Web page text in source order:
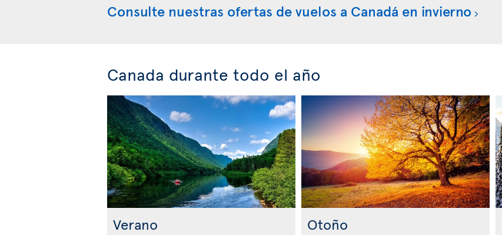
Consulte nuestras ofertas de vuelos a Canadá en invierno
Canada durante todo el año
Verano Otoño